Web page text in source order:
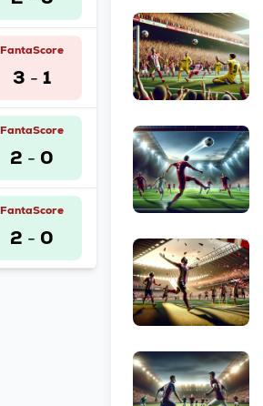
FantaScore
3 - 1
FantaScore
2 - 0
FantaScore
2 - 0